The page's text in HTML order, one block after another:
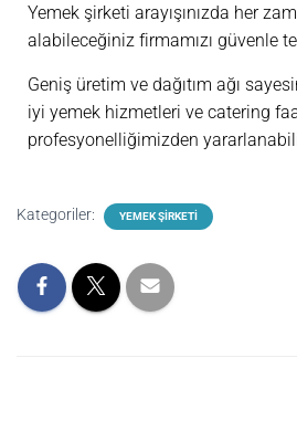
Yemek şirketi arayışınızda her
alabileceğiniz firmamızı güvenle
Geniş üretim ve dağıtım ağı
iyi yemek hizmetleri ve catering
profesyonelliğimizden
Kategoriler: YEMEK ŞIRKETI